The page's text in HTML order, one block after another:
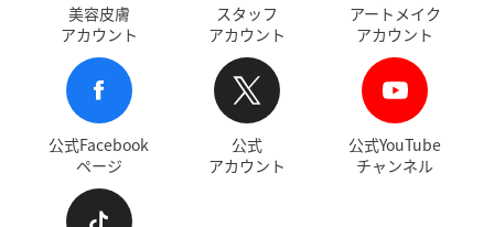
美容皮膚
アカウント
スタッフ
アカウント
アートメイク
アカウント
公式Facebook
ページ
公式
アカウント
公式YouTube
チャンネル